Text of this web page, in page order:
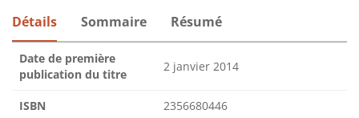
Détails Sommaire Résumé
Date de première
publication du titre
2 janvier 2014
ISBN 2356680446